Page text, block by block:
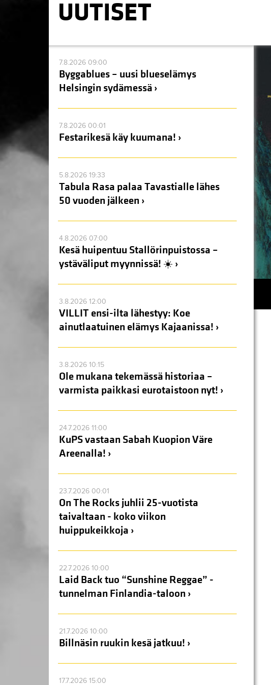
UUTISET
7.8.2026 09:00
Byggablues – uusi blueselämys
Helsingin sydämessä ›
7.8.2026 00:01
Festarikesä käy kuumana! ›
5.8.2026 19:33
Tabula Rasa palaa Tavastialle lähes
50 vuoden jälkeen ›
4.8.2026 07:00
Kesä huipentuu Stallörinpuistossa –
ystäväliput myynnissä! ☀️ ›
3.8.2026 12:00
VILLIT ensi-ilta lähestyy: Koe
ainutlaatuinen elämys Kajaanissa! ›
3.8.2026 10:15
Ole mukana tekemässä historiaa –
varmista paikkasi eurotaistoon nyt! ›
24.7.2026 11:00
KuPS vastaan Sabah Kuopion Väre
Areenalla! ›
23.7.2026 00:01
On The Rocks juhlii 25-vuotista
taivaltaan - koko viikon
huippukeikkoja ›
22.7.2026 10:00
Laid Back tuo “Sunshine Reggae” -
tunnelman Finlandia-taloon ›
21.7.2026 10:00
Billnäsin ruukin kesä jatkuu! ›
17.7.2026 15:00